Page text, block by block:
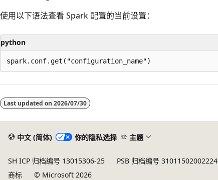
使用以下语法查看 Spark 配置的当前设置：
python
Last updated on 2026/07/30
中文 (简体) 你的隐私选择 主题
SH ICP 归档编号 13015306-25 PSB 归档编号 31011502002224
商标
© Microsoft 2026